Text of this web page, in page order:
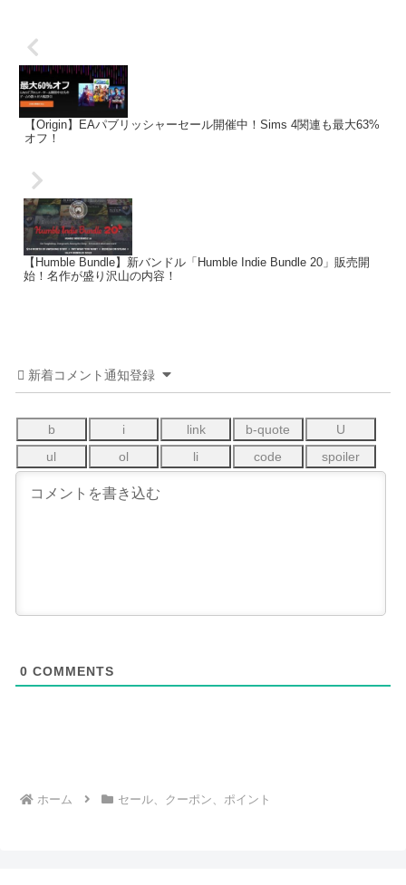
【Origin】EAパブリッシャーセール開催中！Sims 4関連も最大63%
オフ！
【Humble Bundle】新バンドル「Humble Indie Bundle 20」販売開
始！名作が盛り沢山の内容！
新着コメント通知登録
0 COMMENTS
ホーム セール、クーポン、ポイント